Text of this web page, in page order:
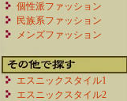
個性派ファッション
民族系ファッション
メンズファッション
エスニックスタイル1
エスニックスタイル2